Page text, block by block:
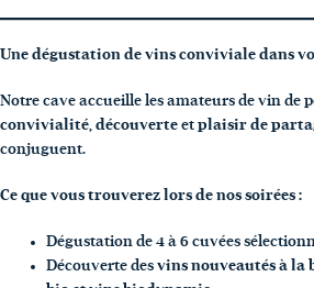
Une dégustation de vins conviviale dans
Notre cave accueille les amateurs de vin de
convivialité, découverte et plaisir de
conjuguent.
Ce que vous trouverez lors de nos soirées :
Dégustation de 4 à 6 cuvées
Découverte des vins nouveautés à la